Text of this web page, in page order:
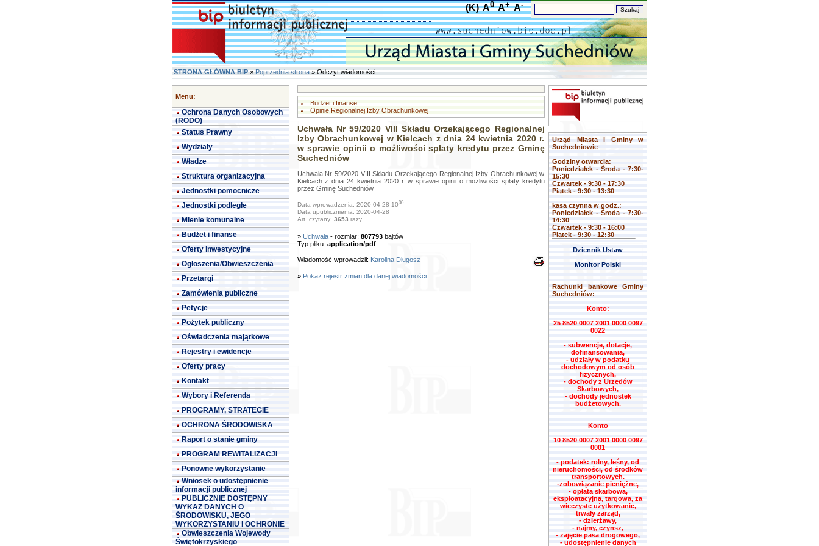
(K) A0 A+ A-
STRONA GŁÓWNA BIP»Poprzednia strona» Odczyt wiadomości
Menu:
Ochrona Danych Osobowych
(RODO)
Status Prawny
Wydziały
Władze
Struktura organizacyjna
Jednostki pomocnicze
Jednostki podległe
Mienie komunalne
Budżet i finanse
Oferty inwestycyjne
Ogłoszenia/Obwieszczenia
Przetargi
Zamówienia publiczne
Petycje
Pożytek publiczny
Oświadczenia majątkowe
Rejestry i ewidencje
Oferty pracy
Kontakt
Wybory i Referenda
PROGRAMY, STRATEGIE
OCHRONA ŚRODOWISKA
Raport o stanie gminy
PROGRAM REWITALIZACJI
Ponowne wykorzystanie
Wniosek o udostępnienie
informacji publicznej
PUBLICZNIE DOSTĘPNY
WYKAZ DANYCH O
ŚRODOWISKU, JEGO
WYKORZYSTANIU I OCHRONIE
Obwieszczenia Wojewody
Świętokrzyskiego
Budżet i finanse
Opinie Regionalnej Izby Obrachunkowej
Uchwała Nr 59/2020 VIII Składu Orzekającego Regionalnej
Izby Obrachunkowej w Kielcach z dnia 24 kwietnia 2020 r.
w sprawie opinii o możliwości spłaty kredytu przez Gminę
Suchedniów
Uchwała Nr 59/2020 VIII Składu Orzekającego Regionalnej Izby Obrachunkowej w
Kielcach z dnia 24 kwietnia 2020 r. w sprawie opinii o możliwości spłaty kredytu
przez Gminę Suchedniów
Data wprowadzenia: 2020-04-28 1000
Data upublicznienia: 2020-04-28
Art. czytany: 3653 razy
» Uchwała - rozmiar: 807793bajtów
Typ pliku: application/pdf
Wiadomość wprowadził: Karolina Długosz
» Pokaż rejestr zmian dla danej wiadomości
Urząd Miasta i Gminy w
Suchedniowie
Godziny otwarcia:
Poniedziałek - Środa - 7:30-
15:30
Czwartek - 9:30 - 17:30
Piątek - 9:30 - 13:30
kasa czynna w godz.:
Poniedziałek - Środa - 7:30-
14:30
Czwartek - 9:30 - 16:00
Piątek - 9:30 - 12:30
Dziennik Ustaw
Monitor Polski
Rachunki bankowe Gminy
Suchedniów:
Konto:
25 8520 0007 2001 0000 0097
0022
- subwencje, dotacje,
dofinansowania,
- udziały w podatku
dochodowym od osób
fizycznych,
- dochody z Urzędów
Skarbowych,
- dochody jednostek
budżetowych.
Konto
10 8520 0007 2001 0000 0097
0001
- podatek: rolny, leśny, od
nieruchomości, od środków
transportowych.
-zobowiązanie pieniężne,
- opłata skarbowa,
eksploatacyjna, targowa, za
wieczyste użytkowanie,
trwały zarząd,
- dzierżawy,
- najmy, czynsz,
- zajęcie pasa drogowego,
- udostępnienie danych